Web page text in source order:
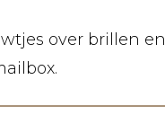
over brillen